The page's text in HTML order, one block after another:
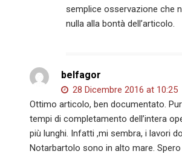
semplice osservazione che
nulla alla bontà dell’articolo.
belfagor
28 Dicembre 2016 at 10:25
Ottimo articolo, ben documentato.
tempi di completamento dell’intera
più lunghi. Infatti ,mi sembra, i lavori
Notarbartolo sono in alto mare. Spero